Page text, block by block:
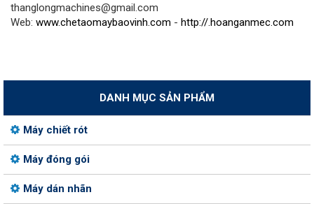
thanglongmachines@gmail.com
Web: www.chetaomaybaovinh.com - http://.hoanganmec.com
DANH MỤC SẢN PHẨM
Máy chiết rót
Máy đóng gói
Máy dán nhãn